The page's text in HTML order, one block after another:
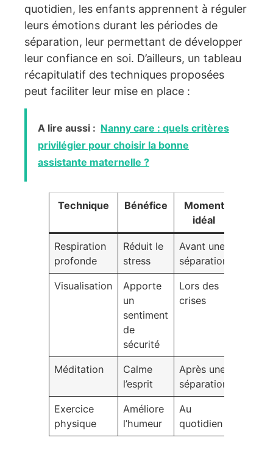
quotidien, les enfants apprennent à réguler
leurs émotions durant les périodes de
séparation, leur permettant de développer
leur confiance en soi. D’ailleurs, un tableau
récapitulatif des techniques proposées
peut faciliter leur mise en place :
A lire aussi : Nanny care : quels critères
privilégier pour choisir la bonne
assistante maternelle ?
Technique Bénéfice
Moment
idéal
Respiration
profonde
Réduit le
stress
Avant une
séparation
Visualisation
Apporte
un
sentiment
de
sécurité
Lors des
crises
Méditation
Calme
l’esprit
Après une
séparation
Exercice
physique
Améliore
l’humeur
Au
quotidien